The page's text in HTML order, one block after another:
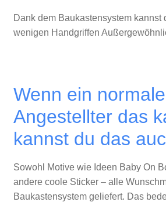
Dank dem Baukastensystem kannst
wenigen Handgriffen
Wenn ein
Angestellter das
kannst du das
Sowohl Motive wie Ideen Baby On
andere coole Sticker – alle
Baukastensystem geliefert. Das